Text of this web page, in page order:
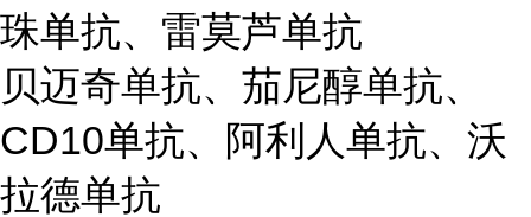
珠单抗、雷莫芦单抗
贝迈奇单抗、茄尼醇单抗、
CD10单抗、阿利人单抗、沃
拉德单抗